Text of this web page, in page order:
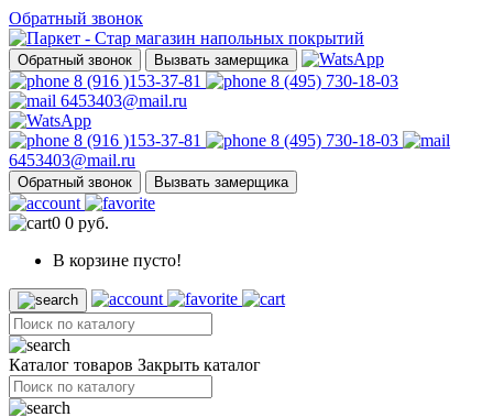
Обратный звонок
Обратный звонок Вызвать замерщика
8 (916 )153-37-81
8 (495) 730-18-03
6453403@mail.ru
8 (916 )153-37-81
8 (495) 730-18-03
6453403@mail.ru
Обратный звонок Вызвать замерщика
0 0 руб.
В корзине пусто!
Каталог товаров Закрыть каталог